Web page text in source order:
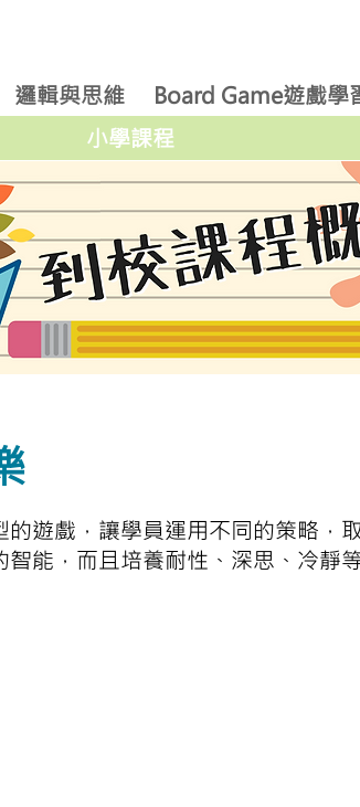
邏輯與思維
Board Game遊戲學
小學課程
遊戲，讓學員運用不同的策略，
能，而且培養耐性、深思、冷靜